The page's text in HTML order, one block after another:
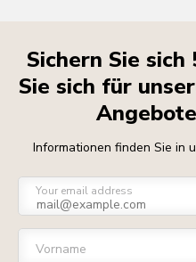
Sichern Sie
Sie sich für
Informationen finden Sie in
Your email address
Vorname